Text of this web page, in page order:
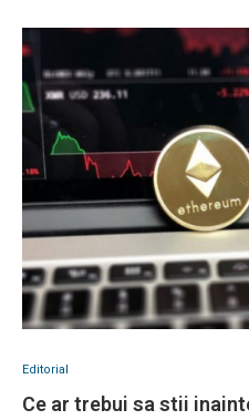
Editorial
Ce ar trebui sa stii